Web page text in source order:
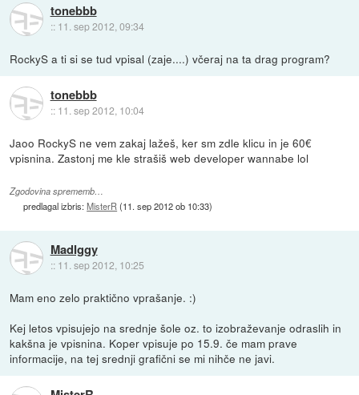
tonebbb
:: 11. sep 2012, 09:34
RockyS a ti si se tud vpisal (zaje....) včeraj na ta drag program?
tonebbb
:: 11. sep 2012, 10:04
Jaoo RockyS ne vem zakaj lažeš, ker sm zdle klicu in je 60€
vpisnina. Zastonj me kle strašiš web developer wannabe lol
Zgodovina sprememb…
predlagal izbris:MisterR (11. sep 2012 ob 10:33)
MadIggy
:: 11. sep 2012, 10:25
Mam eno zelo praktično vprašanje. :)
Kej letos vpisujejo na srednje šole oz. to izobraževanje odraslih in
kakšna je vpisnina. Koper vpisuje po 15.9. če mam prave
informacije, na tej srednji grafični se mi nihče ne javi.